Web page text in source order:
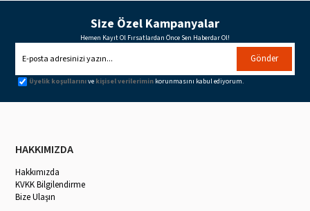
Size Özel Kampanyalar
Hemen Kayıt Ol Fırsatlardan Önce Sen Haberdar Ol!
Gönder
Üyelik koşullarınıve kişisel verilerimin korunmasını kabul ediyorum.
HAKKIMIZDA
Hakkımızda
KVKK Bilgilendirme
Bize Ulaşın